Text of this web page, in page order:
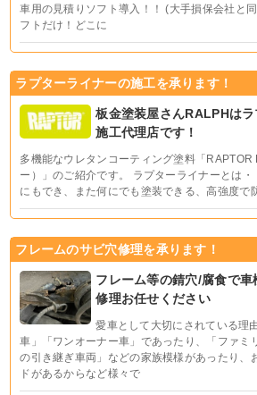
車用の見積りソフト導入！！ (大手損保会社と
フトだけ！どこに
ラプターライナーの施工を承ります！
板金塗装屋さんRALPHは
施工代理店です！
多機能なウレタンコーティング塗料「
ー）」のご紹介です。 ラプターライナーとは
にもでき、また何にでも塗装できる、高強度で
フレームのサビ穴修理を承ります！
フレーム等の錆穴/腐食で
修理お任せください
愛車として大切にされている理
車」「ワンオーナー車」であったり、「ファミ
の引き継ぎ車両」などの家族模様があったり、
ドがあるからなど様々で